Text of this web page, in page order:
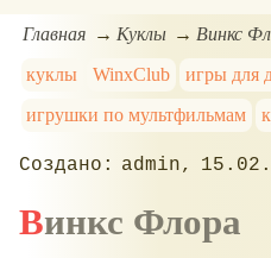
Главная Куклы
Винкс
куклы
WinxClub
игры для
игрушки по мультфильмам
admin
Винкс Флора